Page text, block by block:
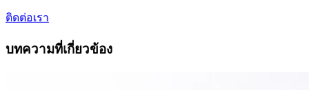
ติดต่อเรา
บทความที่เกี่ยวข้อง